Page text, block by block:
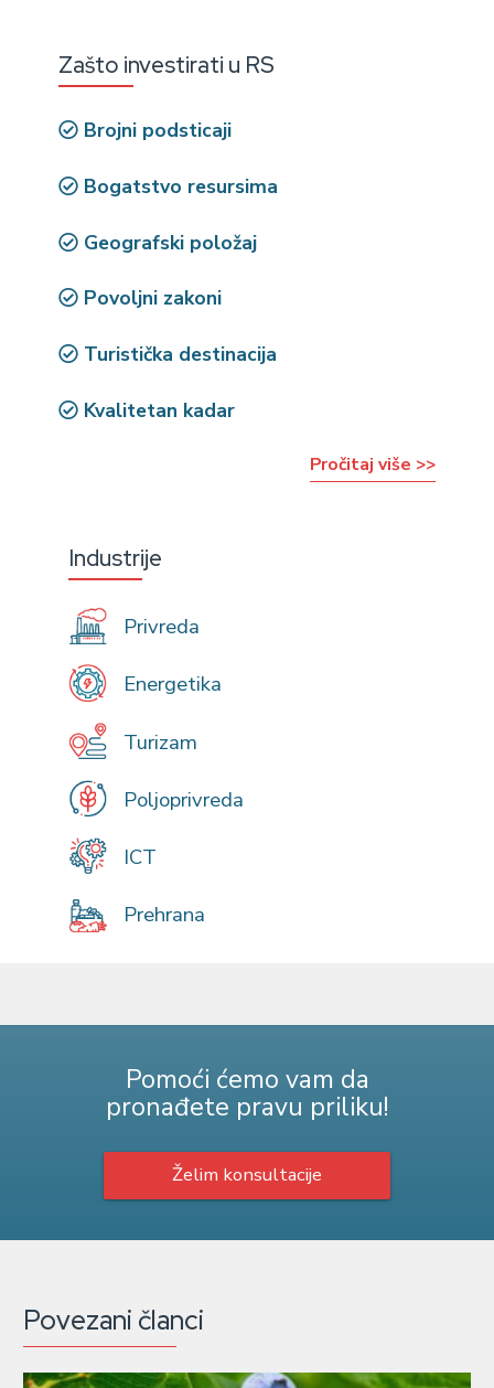
Zašto investirati u RS
Brojni podsticaji
Bogatstvo resursima
Geografski položaj
Povoljni zakoni
Turistička destinacija
Kvalitetan kadar
Pročitaj više >>
Industrije
Privreda
Energetika
Turizam
Poljoprivreda
ICT
Prehrana
Pomoći ćemo vam da
pronađete pravu priliku!
Želim konsultacije
Povezani članci